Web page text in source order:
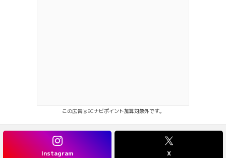
この広告はECナビポイント加算対象外です。
Instagram X